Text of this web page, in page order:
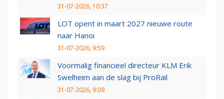
31-07-2026, 10:37
LOT opent in maart 2027 nieuwe route
naar Hanoi
31-07-2026, 9:59
Voormalig financieel directeur KLM Erik
Swelheim aan de slag bij ProRail
31-07-2026, 9:09